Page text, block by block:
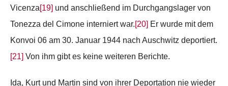
Vicenza[19] und anschließend im Durchgangslager von
Tonezza del Cimone interniert war.[20] Er wurde mit dem
Konvoi 06 am 30. Januar 1944 nach Auschwitz deportiert.
[21] Von ihm gibt es keine weiteren Berichte.
Ida, Kurt und Martin sind von ihrer Deportation nie wieder